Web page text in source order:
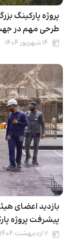
پروژه پارکینگ
طرحی مهم در
۱۴ شهریور ۱۴۰۴
بازدید اعضای
پیشرفت پروژه
۷ اردیبهشت ۱۴۰۴